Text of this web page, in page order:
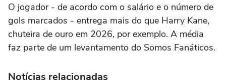
O jogador - de acordo com o salário e o número de
gols marcados - entrega mais do que Harry Kane,
chuteira de ouro em 2026, por exemplo. A média
faz parte de um levantamento do Somos Fanáticos.
Notícias relacionadas